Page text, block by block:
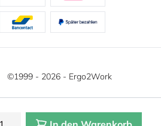
©1999 - 2026 - Ergo2Work